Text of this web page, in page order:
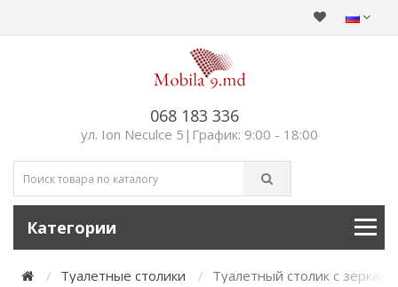
068 183 336
ул. Ion Neculce 5|График: 9:00 - 18:00
Категории
Туалетные столики Туалетный столик с